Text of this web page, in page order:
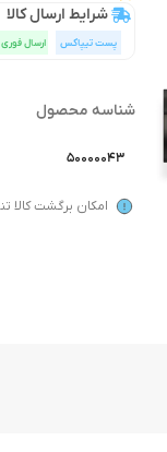
شرایط ارسال کالا
پست تیپاکس ارسال فوری
شناسه محصول
50000043
امکان برگشت کالا